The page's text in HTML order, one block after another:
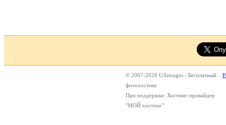
© 2007-2026 UAimages - Бесплатный
фотохостинг
При поддержке: Хостинг-провайдер
"МОЙ хостинг"